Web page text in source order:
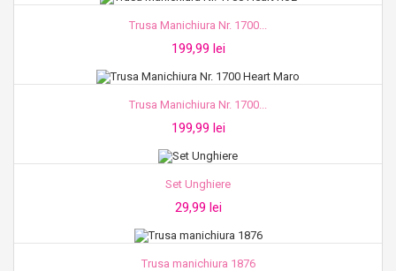
Trusa Manichiura Nr. 1700...
199,99 lei
Trusa Manichiura Nr. 1700...
199,99 lei
Set Unghiere
29,99 lei
Trusa manichiura 1876